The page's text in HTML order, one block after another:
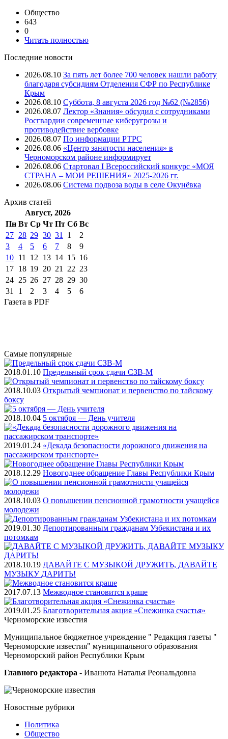
Общество
643
0
Читать полностью
Последние новости
2026.08.10 За пять лет более 700 человек нашли работу
благодаря субсидиям Отделения СФР по Республике
Крым
2026.08.10 Суббота, 8 августа 2026 год №62 (№2856)
2026.08.07 Лектор «Знания» обсудил с сотрудниками
Росгвардии современные киберугрозы и
противодействие вербовке
2026.08.07 ⁠По информации РТРС
2026.08.06 «Центр занятости населения» в
Черноморском районе информирует
2026.08.06 Стартовал I Всероссийский конкурс «МОЯ
СТРАНА – МОИ РЕШЕНИЯ» 2025-2026 гг.
2026.08.06 Система подвоза воды в селе Окунёвка
Архив статей
Август, 2026
Пн Вт Ср Чт Пт Cб Вс
27 28 29 30 31 1
2
3
4 5 6 7 8
9
10 11 12 13 14 15 16
17 18 19 20 21 22 23
24 25 26 27 28 29 30
31
1 2 3 4 5
6
Газета в PDF
Самые популярные
2018.01.10 Предельный срок сдачи СЗВ-М
2018.10.03 Открытый чемпионат и первенство по тайскому
боксу
2018.10.04 5 октября — День учителя
2019.01.24 «Декада безопасности дорожного движения на
пассажирском транспорте»
2018.12.29 Новогоднее обращение Главы Республики Крым
2018.10.03 О повышении пенсионной грамотности учащейся
молодежи
2019.01.30 Депортированным гражданам Узбекистана и их
потомкам
2018.10.19 ДАВАЙТЕ С МУЗЫКОЙ ДРУЖИТЬ, ДАВАЙТЕ
МУЗЫКУ ДАРИТЬ!
2017.07.13 Межводное становится краше
2019.01.25 Благотворительная акция «Снежинка счастья»
Черноморские известия
Муниципальное бюджетное учреждение " Редакция газеты "
Черноморские известия" муниципального образования
Черноморский район Республики Крым
Главного редактора - Иванюта Наталья Реональдовна
Новостные рубрики
Политика
Общество